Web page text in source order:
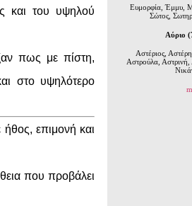
και του υψηλού
πως με πίστη,
στο υψηλότερο
επιμονή και
που προβάλει
Ευμορφία, Έμμυ,
Σώτος,
Αύριο
Αστέριος,
Αστρούλα, Αστρινή,